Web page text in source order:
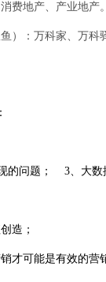
费地产、产业地产
）：万科家、万
的问题； 3、大数
造；
才可能是有效的营